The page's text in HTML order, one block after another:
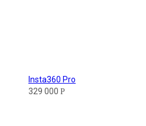
Insta360 Pro
329 000 Р